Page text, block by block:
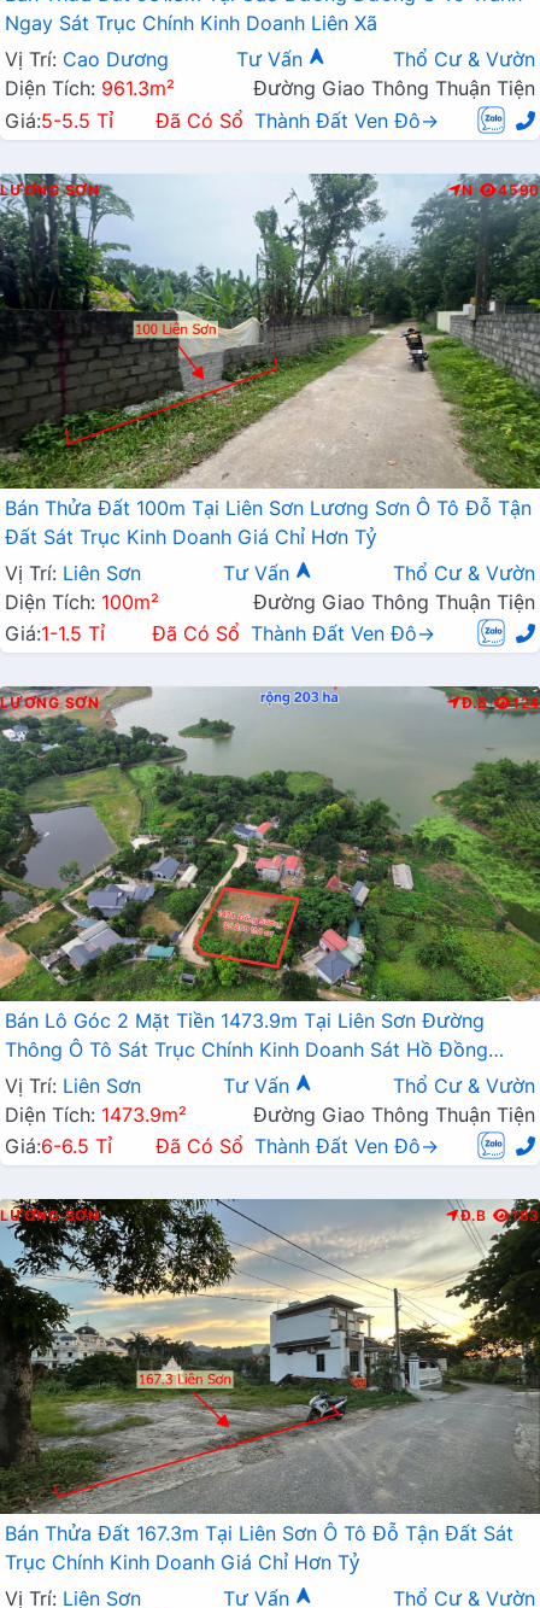
Ngay Sát Trục Chính Kinh Doanh Liên Xã
Vị Trí: Cao Dương Tư Vấn
Thổ Cư & Vườn
Diện Tích: 961.3m²
Đường Giao Thông Thuận Tiện
Giá:5-5.5 Tỉ Đã Có Sổ Thành Đất Ven Đô→
LƯƠNG SƠN N 4590
Bán Thửa Đất 100m Tại Liên Sơn Lương Sơn Ô Tô Đỗ Tận
Đất Sát Trục Kinh Doanh Giá Chỉ Hơn Tỷ
Vị Trí: Liên Sơn Tư Vấn
Thổ Cư & Vườn
Diện Tích: 100m²
Đường Giao Thông Thuận Tiện
Giá:1-1.5 Tỉ Đã Có Sổ Thành Đất Ven Đô→
LƯƠNG SƠN Đ.B 124
Bán Lô Góc 2 Mặt Tiền 1473.9m Tại Liên Sơn Đường
Thông Ô Tô Sát Trục Chính Kinh Doanh Sát Hồ Đồng
Sương
Vị Trí: Liên Sơn Tư Vấn
Thổ Cư & Vườn
Diện Tích: 1473.9m²
Đường Giao Thông Thuận Tiện
Giá:6-6.5 Tỉ Đã Có Sổ Thành Đất Ven Đô→
LƯƠNG SƠN Đ.B 183
Bán Thửa Đất 167.3m Tại Liên Sơn Ô Tô Đỗ Tận Đất Sát
Trục Chính Kinh Doanh Giá Chỉ Hơn Tỷ
Vị Trí: Liên Sơn Tư Vấn
Thổ Cư & Vườn